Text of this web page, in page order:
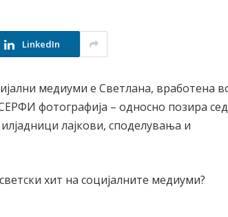
LinkedIn
медиуми е Светлана, вработена
фотографија – односно позира
лајкови, споделувања и
хит на социјалните медиуми?